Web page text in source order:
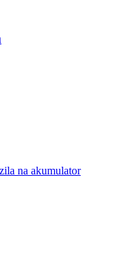
na akumulator